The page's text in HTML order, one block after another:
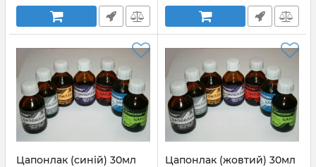
Цапонлак (синій) 30мл Цапонлак (жовтий) 30мл